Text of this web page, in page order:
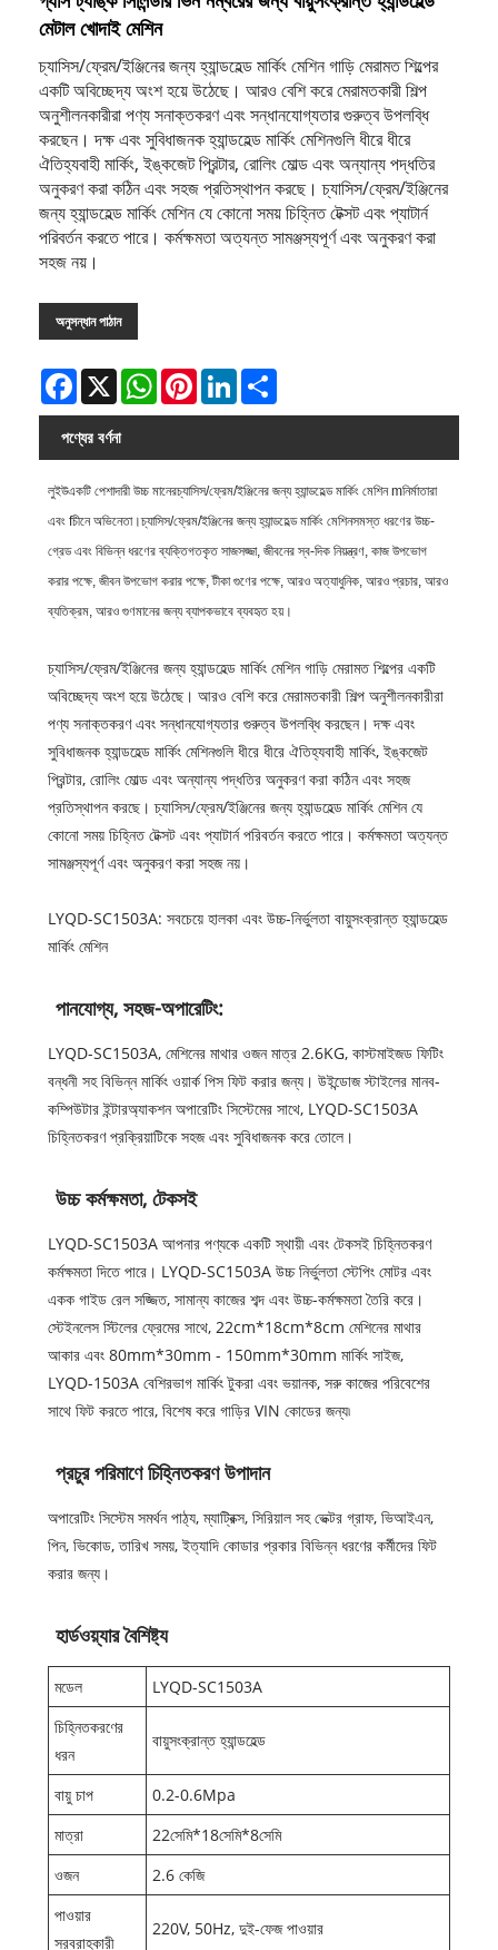
মেটাল খোদাই মেশিন
চ্যাসিস/ফ্রেম/ইঞ্জিনের জন্য হ্যান্ডহেল্ড মার্কিং মেশিন গাড়ি মেরামত শিল্পের
একটি অবিচ্ছেদ্য অংশ হয়ে উঠেছে। আরও বেশি করে মেরামতকারী শিল্প
অনুশীলনকারীরা পণ্য সনাক্তকরণ এবং সন্ধানযোগ্যতার গুরুত্ব উপলব্ধি
করছেন। দক্ষ এবং সুবিধাজনক হ্যান্ডহেল্ড মার্কিং মেশিনগুলি ধীরে ধীরে
ঐতিহ্যবাহী মার্কিং, ইঙ্কজেট প্রিন্টার, রোলিং মোল্ড এবং অন্যান্য পদ্ধতির
অনুকরণ করা কঠিন এবং সহজ প্রতিস্থাপন করছে। চ্যাসিস/ফ্রেম/ইঞ্জিনের
জন্য হ্যান্ডহেল্ড মার্কিং মেশিন যে কোনো সময় চিহ্নিত টেক্সট এবং প্যাটার্ন
পরিবর্তন করতে পারে। কর্মক্ষমতা অত্যন্ত সামঞ্জস্যপূর্ণ এবং অনুকরণ করা
সহজ নয়।
অনুসন্ধান পাঠান
Facebook
X WhatsAppPinterestLinkedIn
পণ্যের বর্ণনা
লুইউএকটি পেশাদারী উচ্চ মানেরচ্যাসিস/ফ্রেম/ইঞ্জিনের জন্য হ্যান্ডহেল্ড মার্কিং মেশিন mনির্মাতারা
এবং fচীনে অভিনেতা।চ্যাসিস/ফ্রেম/ইঞ্জিনের জন্য হ্যান্ডহেল্ড মার্কিং মেশিনসমস্ত ধরণের উচ্চ-
গ্রেড এবং বিভিন্ন ধরণের ব্যক্তিগতকৃত সাজসজ্জা, জীবনের স্ব-দিক নিয়ন্ত্রণ, কাজ উপভোগ
করার পক্ষে, জীবন উপভোগ করার পক্ষে, টীকা গুণের পক্ষে, আরও অত্যাধুনিক, আরও প্রচার, আরও
ব্যতিক্রম, আরও গুণমানের জন্য ব্যাপকভাবে ব্যবহৃত হয়।
চ্যাসিস/ফ্রেম/ইঞ্জিনের জন্য হ্যান্ডহেল্ড মার্কিং মেশিন গাড়ি মেরামত শিল্পের একটি
অবিচ্ছেদ্য অংশ হয়ে উঠেছে। আরও বেশি করে মেরামতকারী শিল্প অনুশীলনকারীরা
পণ্য সনাক্তকরণ এবং সন্ধানযোগ্যতার গুরুত্ব উপলব্ধি করছেন। দক্ষ এবং
সুবিধাজনক হ্যান্ডহেল্ড মার্কিং মেশিনগুলি ধীরে ধীরে ঐতিহ্যবাহী মার্কিং, ইঙ্কজেট
প্রিন্টার, রোলিং মোল্ড এবং অন্যান্য পদ্ধতির অনুকরণ করা কঠিন এবং সহজ
প্রতিস্থাপন করছে। চ্যাসিস/ফ্রেম/ইঞ্জিনের জন্য হ্যান্ডহেল্ড মার্কিং মেশিন যে
কোনো সময় চিহ্নিত টেক্সট এবং প্যাটার্ন পরিবর্তন করতে পারে। কর্মক্ষমতা অত্যন্ত
সামঞ্জস্যপূর্ণ এবং অনুকরণ করা সহজ নয়।
LYQD-SC1503A: সবচেয়ে হালকা এবং উচ্চ-নির্ভুলতা বায়ুসংক্রান্ত হ্যান্ডহেল্ড
মার্কিং মেশিন
পানযোগ্য, সহজ-অপারেটিং:
LYQD-SC1503A, মেশিনের মাথার ওজন মাত্র 2.6KG, কাস্টমাইজড ফিটিং
বন্ধনী সহ বিভিন্ন মার্কিং ওয়ার্ক পিস ফিট করার জন্য। উইন্ডোজ স্টাইলের মানব-
কম্পিউটার ইন্টারঅ্যাকশন অপারেটিং সিস্টেমের সাথে, LYQD-SC1503A
চিহ্নিতকরণ প্রক্রিয়াটিকে সহজ এবং সুবিধাজনক করে তোলে।
উচ্চ কর্মক্ষমতা, টেকসই
LYQD-SC1503A আপনার পণ্যকে একটি স্থায়ী এবং টেকসই চিহ্নিতকরণ
কর্মক্ষমতা দিতে পারে। LYQD-SC1503A উচ্চ নির্ভুলতা স্টেপিং মোটর এবং
একক গাইড রেল সজ্জিত, সামান্য কাজের শব্দ এবং উচ্চ-কর্মক্ষমতা তৈরি করে।
স্টেইনলেস স্টিলের ফ্রেমের সাথে, 22cm*18cm*8cm মেশিনের মাথার
আকার এবং 80mm*30mm - 150mm*30mm মার্কিং সাইজ,
LYQD-1503A বেশিরভাগ মার্কিং টুকরা এবং ভয়ানক, সরু কাজের পরিবেশের
সাথে ফিট করতে পারে, বিশেষ করে গাড়ির VIN কোডের জন্য৷
প্রচুর পরিমাণে চিহ্নিতকরণ উপাদান
অপারেটিং সিস্টেম সমর্থন পাঠ্য, ম্যাট্রিক্স, সিরিয়াল সহ ভেক্টর গ্রাফ, ভিআইএন,
পিন, ভিকোড, তারিখ সময়, ইত্যাদি কোডার প্রকার বিভিন্ন ধরণের কর্মীদের ফিট
করার জন্য।
হার্ডওয়্যার বৈশিষ্ট্য
মডেল
LYQD-SC1503A
চিহ্নিতকরণের
ধরন
বায়ুসংক্রান্ত হ্যান্ডহেল্ড
বায়ু চাপ
0.2-0.6Mpa
মাত্রা
22সেমি*18সেমি*8সেমি
ওজন
2.6 কেজি
পাওয়ার
সরবরাহকারী
220V, 50Hz, দুই-ফেজ পাওয়ার